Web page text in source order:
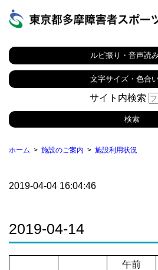
ルビ振り・音声読
文字サイズ・色合
サイト内検索
ホーム 施設のご案内 施設利用状況
2019-04-04 16:04:46
2019-04-14
午前